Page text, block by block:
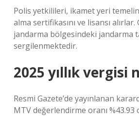
Polis yetkilileri, ikamet yeri
alma sertifikasını ve lisansı
jandarma bölgesindeki jandarma
sergilenmektedir.
2025 yıllık vergisi
Resmi Gazete’de yayınlanan
MTV değerlendirme oranı %43.93